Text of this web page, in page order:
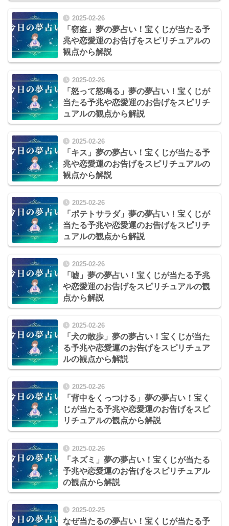
2025-02-26
「窃盗」夢の夢占い！宝くじが当たる予
兆や恋愛運のお告げをスピリチュアルの
観点から解説
2025-02-26
「怒って怒鳴る」夢の夢占い！宝くじが
当たる予兆や恋愛運のお告げをスピリチ
ュアルの観点から解説
2025-02-26
「キス」夢の夢占い！宝くじが当たる予
兆や恋愛運のお告げをスピリチュアルの
観点から解説
2025-02-26
「ポテトサラダ」夢の夢占い！宝くじが
当たる予兆や恋愛運のお告げをスピリチ
ュアルの観点から解説
2025-02-26
「嘘」夢の夢占い！宝くじが当たる予兆
や恋愛運のお告げをスピリチュアルの観
点から解説
2025-02-26
「犬の散歩」夢の夢占い！宝くじが当た
る予兆や恋愛運のお告げをスピリチュア
ルの観点から解説
2025-02-26
「背中をくっつける」夢の夢占い！宝く
じが当たる予兆や恋愛運のお告げをスピ
リチュアルの観点から解説
2025-02-26
「ネズミ」夢の夢占い！宝くじが当たる
予兆や恋愛運のお告げをスピリチュアル
の観点から解説
2025-02-25
なぜ当たるの夢占い！宝くじが当たる予